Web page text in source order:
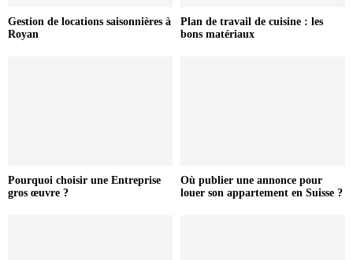
Gestion de locations saisonnières à
Royan
Plan de travail de cuisine : les
bons matériaux
Pourquoi choisir une Entreprise
gros œuvre ?
Où publier une annonce pour
louer son appartement en Suisse ?